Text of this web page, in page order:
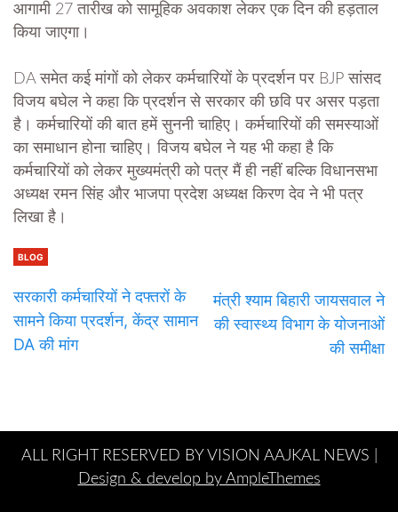
आगामी 27 तारीख को सामूहिक अवकाश लेकर एक दिन की हड़ताल
किया जाएगा।
DA समेत कई मांगों को लेकर कर्मचारियों के प्रदर्शन पर BJP सांसद
विजय बघेल ने कहा कि प्रदर्शन से सरकार की छवि पर असर पड़ता
है। कर्मचारियों की बात हमें सुननी चाहिए। कर्मचारियों की समस्याओं
का समाधान होना चाहिए। विजय बघेल ने यह भी कहा है कि
कर्मचारियों को लेकर मुख्यमंत्री को पत्र मैं ही नहीं बल्कि विधानसभा
अध्यक्ष रमन सिंह और भाजपा प्रदेश अध्यक्ष किरण देव ने भी पत्र
लिखा है।
BLOG
सरकारी कर्मचारियों ने दफ्तरों के
सामने किया प्रदर्शन, केंद्र सामान
DA की मांग
मंत्री श्याम बिहारी जायसवाल ने
की स्वास्थ्य विभाग के योजनाओं
की समीक्षा
ALL RIGHT RESERVED BY VISION AAJKAL NEWS |
Design & develop by AmpleThemes